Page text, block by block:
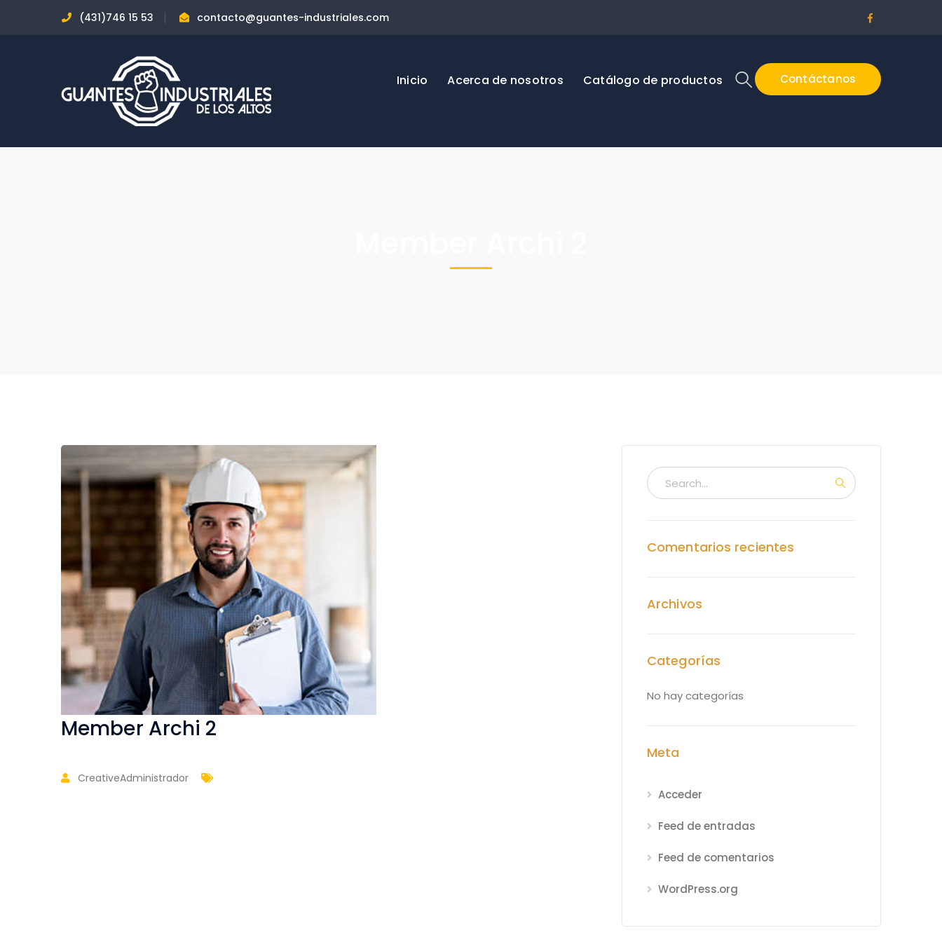
(431)746 15 53 contacto@guantes-industriales.com
Facebook
Contáctanos
Inicio Acerca de nosotros Catálogo de productos
Member Archi 2
CreativeAdministrador
Comentarios recientes
Archivos
Categorías
No hay categorías
Meta
Acceder
Feed de entradas
Feed de comentarios
WordPress.org